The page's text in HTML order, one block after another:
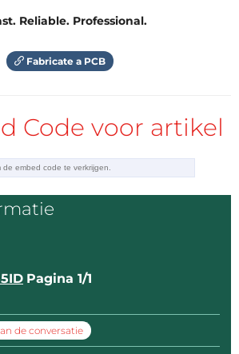
Reliable. Professional.
Fabricate a PCB
Code voor artikel
Pagina 1/1
de conversatie